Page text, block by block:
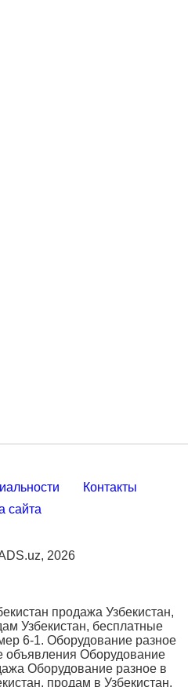
Контакты
сайта
2026
продажа Узбекистан,
Узбекистан, бесплатные
6-1. Оборудование разное
объявления Оборудование
Оборудование разное в
продам в Узбекистан,